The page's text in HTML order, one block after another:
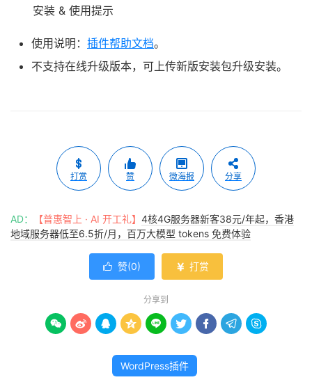
安装 & 使用提示
使用说明： 插件帮助文档。
不支持在线升级版本，可上传新版安装包升级安装。
打赏 赞 微海报 分享
AD： 【普惠智上 · AI 开工礼】 4核4G服务器新客38元/年起，香港
地域服务器低至6.5折/月，百万大模型 tokens 免费体验
 赞(0)  打赏
分享到
        
WordPress插件